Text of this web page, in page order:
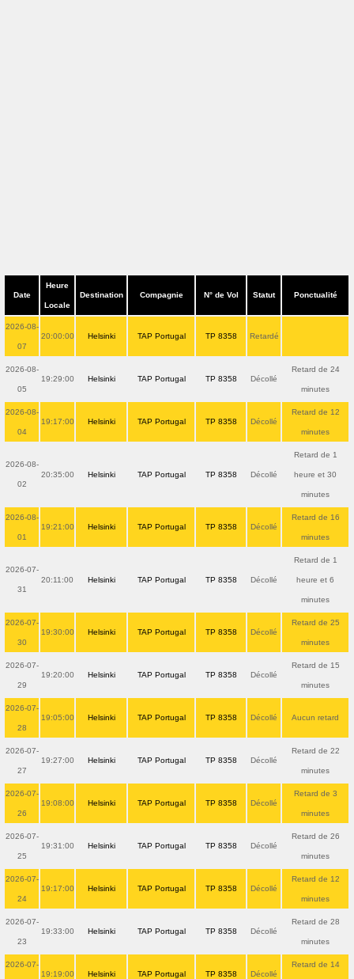
Date
Heure
Locale
Destination Compagnie N° de Vol Statut Ponctualité
2026-08-
07
20:00:00 Helsinki TAP Portugal TP 8358 Retardé
2026-08-
05
19:29:00 Helsinki TAP Portugal TP 8358 Décollé
Retard de 24
minutes
2026-08-
04
19:17:00 Helsinki TAP Portugal TP 8358 Décollé
Retard de 12
minutes
2026-08-
02
20:35:00 Helsinki TAP Portugal TP 8358 Décollé
Retard de 1
heure et 30
minutes
2026-08-
01
19:21:00 Helsinki TAP Portugal TP 8358 Décollé
Retard de 16
minutes
2026-07-
31
20:11:00 Helsinki TAP Portugal TP 8358 Décollé
Retard de 1
heure et 6
minutes
2026-07-
30
19:30:00 Helsinki TAP Portugal TP 8358 Décollé
Retard de 25
minutes
2026-07-
29
19:20:00 Helsinki TAP Portugal TP 8358 Décollé
Retard de 15
minutes
2026-07-
28
19:05:00 Helsinki TAP Portugal TP 8358 Décollé Aucun retard
2026-07-
27
19:27:00 Helsinki TAP Portugal TP 8358 Décollé
Retard de 22
minutes
2026-07-
26
19:08:00 Helsinki TAP Portugal TP 8358 Décollé
Retard de 3
minutes
2026-07-
25
19:31:00 Helsinki TAP Portugal TP 8358 Décollé
Retard de 26
minutes
2026-07-
24
19:17:00 Helsinki TAP Portugal TP 8358 Décollé
Retard de 12
minutes
2026-07-
23
19:33:00 Helsinki TAP Portugal TP 8358 Décollé
Retard de 28
minutes
2026-07-
19:19:00 Helsinki TAP Portugal TP 8358 Décollé
Retard de 14